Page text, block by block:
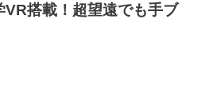
VR搭載！超望遠でも手ブ